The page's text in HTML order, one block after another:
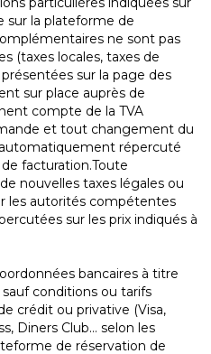
sur la plateforme de
ne sont pas
(taxes locales, taxes de
sur la page des
sur place auprès de
compte de la TVA
et tout changement du
automatiquement répercuté
facturation.Toute
nouvelles taxes légales ou
les autorités compétentes
sur les prix indiqués à
bancaires à titre
conditions ou tarifs
crédit ou privative (Visa,
Diners Club… selon les
de réservation de